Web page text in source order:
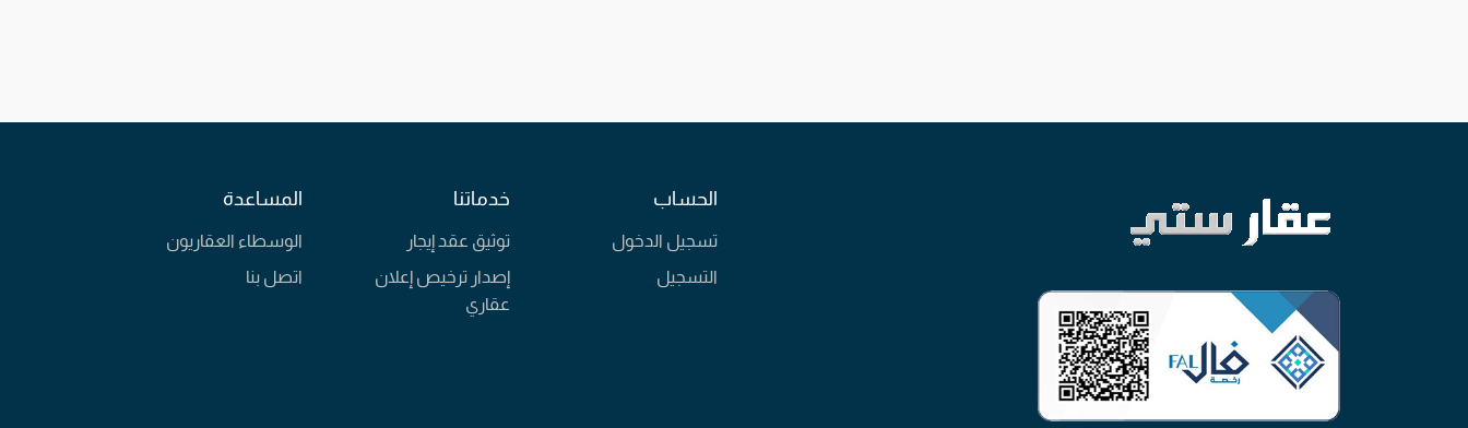
الحساب
تسجيل الدخول
التسجيل
خدماتنا
توثيق عقد إيجار
إصدار ترخيص إعلان
عقاري
المساعدة
الوسطاء العقاريون
اتصل بنا